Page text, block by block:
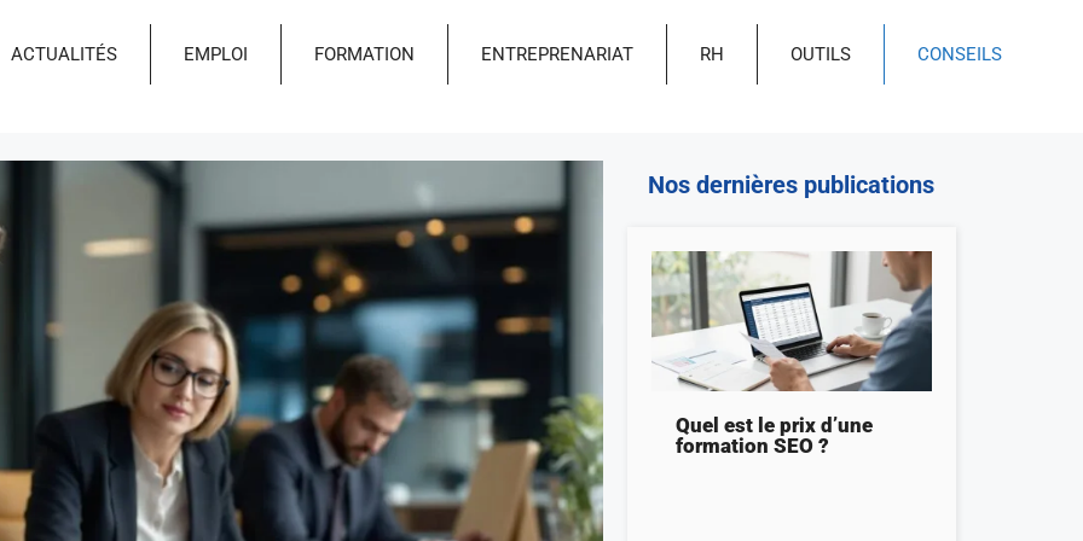
ACTUALITÉS EMPLOI FORMATION ENTREPRENARIAT RH OUTILS CONSEILS
Nos dernières publications
Quel est le prix d’une
formation SEO ?